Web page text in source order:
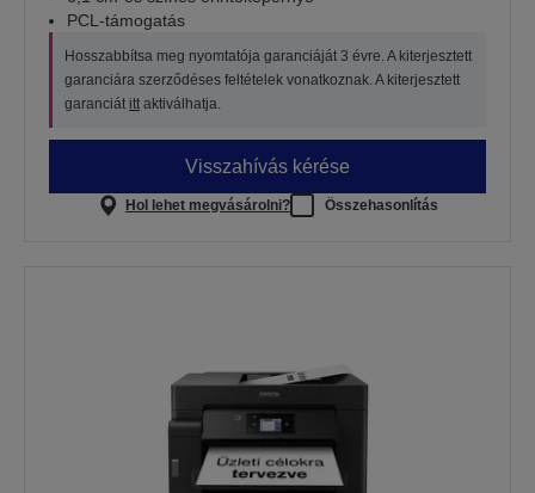
PCL-támogatás
Hosszabbítsa meg nyomtatója garanciáját 3 évre. A kiterjesztett
garanciára szerződéses feltételek vonatkoznak. A kiterjesztett
garanciát itt aktiválhatja.
Visszahívás kérése
Hol lehet megvásárolni? Összehasonlítás